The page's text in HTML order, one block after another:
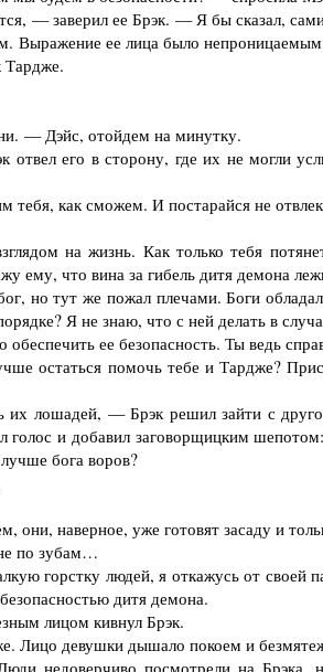
— заверил ее Брэк. — Я бы сказал, сами
Выражение ее лица было
Тардже.
— Дэйс, отойдем на минутку.
его в сторону, где их не могли
как сможем. И постарайся не
на жизнь. Как только тебя
ему, что вина за гибель дитя демона
но тут же пожал плечами. Боги
Я не знаю, что с ней делать в
ее безопасность. Ты ведь
помочь тебе и Тардже?
лошадей, — Брэк решил зайти с
голос и добавил заговорщицким
бога воров?
наверное, уже готовят засаду и
по зубам…
горстку людей, я откажусь от своей
дитя демона.
лицом кивнул Брэк.
Лицо девушки дышало покоем и
недоверчиво посмотрели на Брэка,